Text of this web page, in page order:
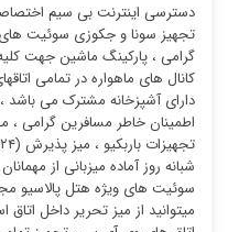
دسترسی اینترنت بی سیم
تجهیز سونا و جکوزی سوئیت
گرامی ، پارکینگ ماشین جهت
کانال های ماهواره در تمامی
دارای آشپزخانه مشترک می باشد
اطمینان خاطر مسافرین گرامی ،
شبانه روز آماده میزبانی از
میتوانید از میز تحریر داخل اتاق